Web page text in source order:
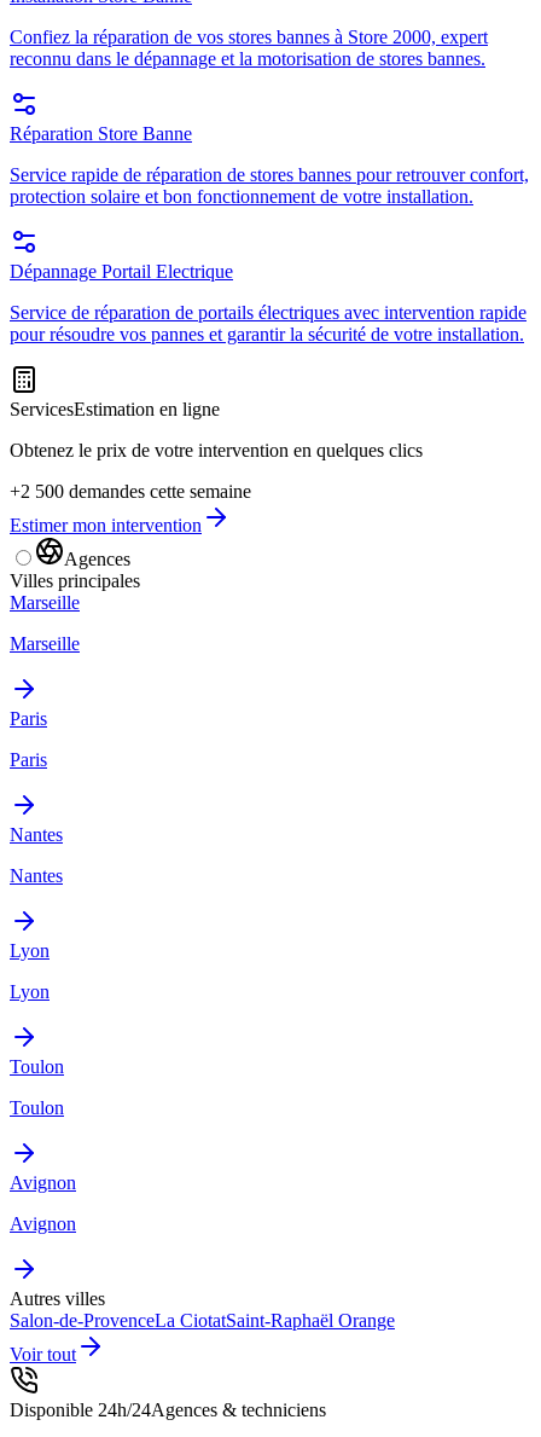
Confiez la réparation de vos stores bannes à Store 2000, expert
reconnu dans le dépannage et la motorisation de stores bannes.
Réparation Store Banne
Service rapide de réparation de stores bannes pour retrouver confort,
protection solaire et bon fonctionnement de votre installation.
Dépannage Portail Electrique
Service de réparation de portails électriques avec intervention rapide
pour résoudre vos pannes et garantir la sécurité de votre installation.
ServicesEstimation en ligne
Obtenez le prix de votre intervention en quelques clics
+2 500 demandes cette semaine
Estimer mon intervention
Agences
Villes principales
Marseille
Marseille
Paris
Paris
Nantes
Nantes
Lyon
Lyon
Toulon
Toulon
Avignon
Avignon
Autres villes
Salon-de-ProvenceLa CiotatSaint-Raphaël Orange
Voir tout
Disponible 24h/24Agences & techniciens